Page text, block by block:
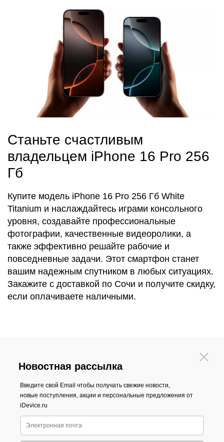
Станьте счастливым
владельцем iPhone 16 Pro 256
Гб
Купите модель iPhone 16 Pro 256 Гб White
Titanium и наслаждайтесь играми консольного
уровня, создавайте профессиональные
фотографии, качественные видеоролики, а
также эффективно решайте рабочие и
повседневные задачи. Этот смартфон станет
вашим надежным спутником в любых ситуациях.
Закажите с доставкой по Сочи и получите скидку,
если оплачиваете наличными.
Новостная рассылка
Введите свой Email чтобы получать свежие новости,
новые поступления, акции и персональные предложения от
iDevice.ru